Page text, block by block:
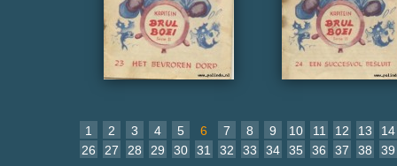
1 2 3 4 5 6 7 8 9 10 11 12 13
14
26
27 28 29 30 31 32 33 34 35 36 37 38 39